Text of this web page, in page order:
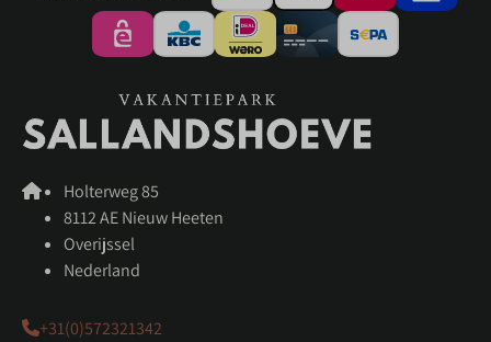
Holterweg 85
8112 AE Nieuw Heeten
Overijssel
Nederland
+31(0)572321342